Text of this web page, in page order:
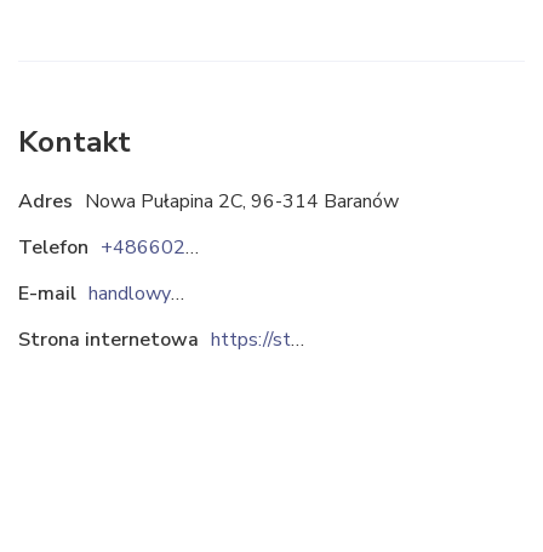
Kontakt
Adres Nowa Pułapina 2C, 96-314 Baranów
Telefon
+48660206760
E-mail
handlowy@stema-polska.pl
Strona internetowa
https://stema-manless.pl